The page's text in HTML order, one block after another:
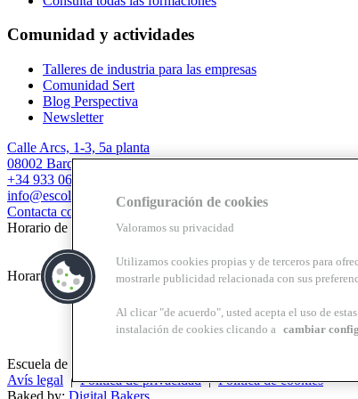
Comunidad y actividades
Talleres de industria para las empresas
Comunidad Sert
Blog Perspectiva
Newsletter
Calle Arcs, 1-3, 5a planta
08002 Barcelona
+34 933 067 844
info@escolasert.com
Contacta con nosotros
Horario de invierno: LL a J de 8.30 a 16.30 h / V de 8.30 a 14
Horario de verano (24/6 al 11/9) LL a V de 8.30 a 14 h.
Escuela de práctica profesional Josep Lluís Sert, centro de
Avís legal |Política de privacidad|Política de cookies
Configuración de cookies
Valoramos su privacidad
Utilizamos cookies propias y de terceros para
mostrarle publicidad relacionada con sus
Al clicar "de acuerdo", usted acepta el uso de
instalación de cookies clicando a cambiar